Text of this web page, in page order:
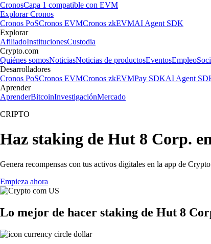
CronosCapa 1 compatible con EVM
Explorar Cronos
Cronos PoSCronos EVMCronos zkEVMAI Agent SDK
Explorar
AfiliadoInstitucionesCustodia
Crypto.com
Quiénes somosNoticiasNoticias de productosEventosEmpleo
Desarrolladores
Cronos PoSCronos EVMCronos zkEVMPay SDKAI Agent
Aprender
AprenderBitcoinInvestigaciónMercado
CRIPTO
Haz staking de Hut 8 Corp.
Genera recompensas con tus activos digitales en la app de
Empieza ahora
Lo mejor de hacer staking de Hut 8